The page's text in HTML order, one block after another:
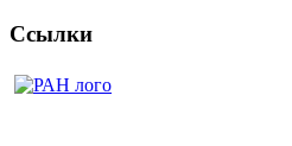
Ссылки